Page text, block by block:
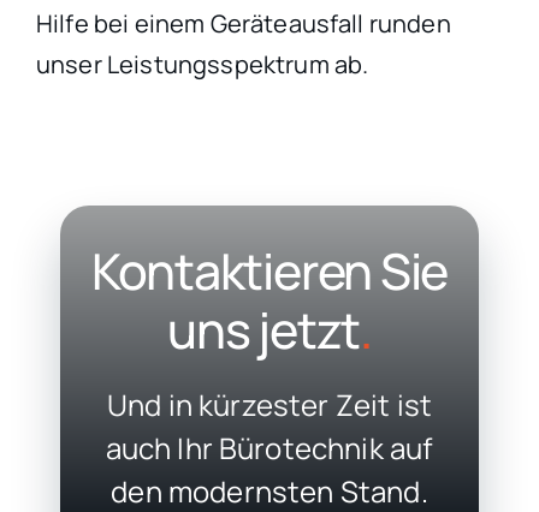
Hilfe bei einem Geräteausfall runden
unser Leistungsspektrum ab.
Kontaktieren Sie
uns jetzt.
Und in kürzester Zeit ist
auch Ihr Bürotechnik auf
den modernsten Stand.